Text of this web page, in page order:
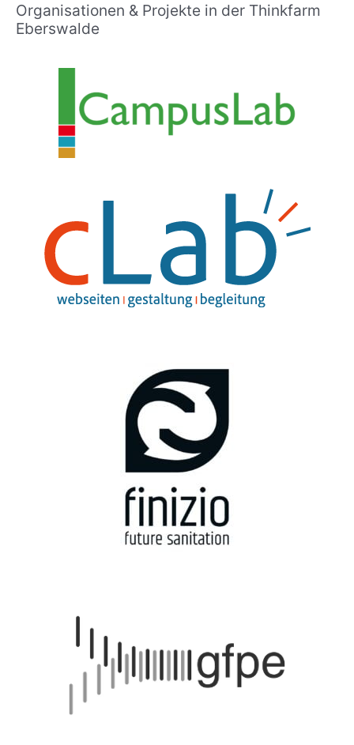
Organisationen & Projekte in der Thinkfarm
Eberswalde